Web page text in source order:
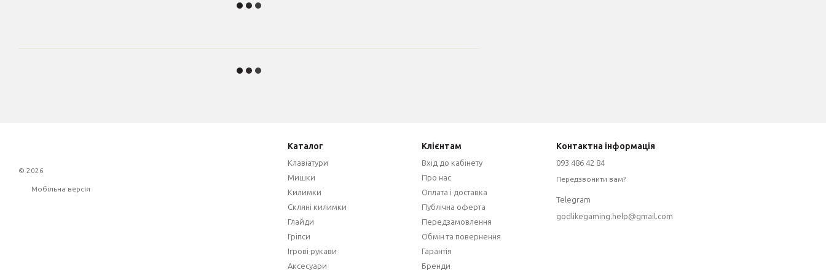
© 2026
Мобільна версія
Каталог
Клавіатури
Мишки
Килимки
Скляні килимки
Глайди
Гріпси
Ігрові рукави
Аксесуари
Клієнтам
Вхід до кабінету
Про нас
Оплата і доставка
Публічна оферта
Передзамовлення
Обмін та повернення
Гарантія
Бренди
Контактна інформація
093 486 42 84
Передзвонити вам?
Telegram
godlikegaming.help@gmail.com